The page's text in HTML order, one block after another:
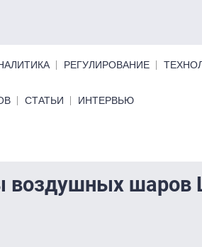
РЕГУЛИРОВАНИЕ
СТАТЬИ ИНТЕРВЬЮ
воздушных шаров